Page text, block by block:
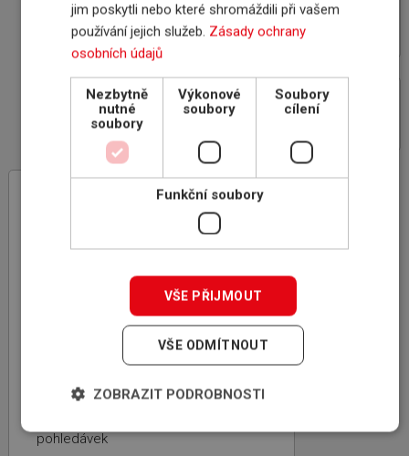
ON-LINE ROZHRANÍ
POJIŠŤOVEN
PROČ POJIŠŤOVAT
POHLEDÁVKY
– specialista na pojištění
rodinná firma, 100% český kapitál,
zkušenosti z mezinárodní sítě
nezávislost, nejvýhodnější nabídka,
úspora času a kapacity vašich
Managementem globálních firem
pohledávek
jim poskytli nebo které shromáždili při vašem
používání jejich služeb. Zásady ochrany
osobních údajů
Nezbytně
nutné
soubory
Výkonové
soubory
Soubory
cílení
Funkční soubory
VŠE PŘIJMOUT
VŠE ODMÍTNOUT
ZOBRAZIT PODROBNOSTI